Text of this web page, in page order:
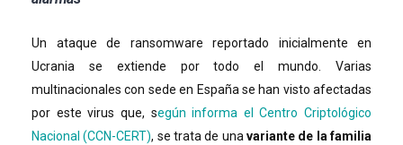
Un ataque de ransomware reportado inicialmente en
Ucrania se extiende por todo el mundo. Varias
multinacionales con sede en España se han visto afectadas
por este virus que, según informa el Centro Criptológico
Nacional (CCN-CERT), se trata de unavariante de la familia